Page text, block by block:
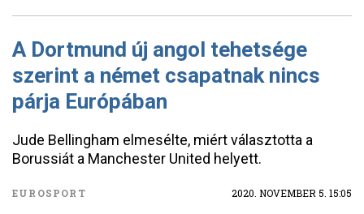
A Dortmund új angol tehetsége
szerint a német csapatnak nincs
párja Európában
Jude Bellingham elmesélte, miért választotta a
Borussiát a Manchester United helyett.
EUROSPORT 2020. NOVEMBER 5. 15:05